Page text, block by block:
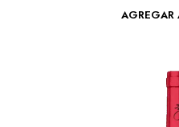
AGREGAR